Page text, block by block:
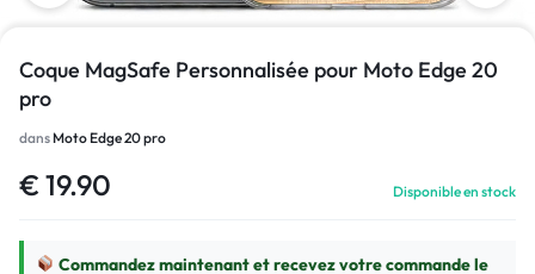
Coque MagSafe Personnalisée pour Moto Edge 20
pro
dans Moto Edge 20 pro
€ 19.90 Disponible en stock
Commandez maintenant et recevez votre commande le